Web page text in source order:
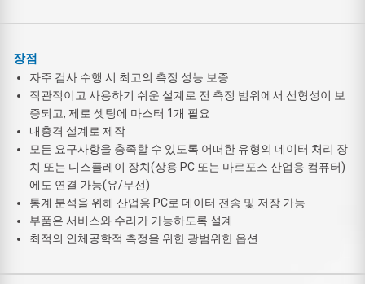
장점
자주 검사 수행 시 최고의 측정 성능 보증
직관적이고 사용하기 쉬운 설계로 전 측정 범위에서 선형성이 보
증되고, 제로 셋팅에 마스터 1개 필요
내충격 설계로 제작
모든 요구사항을 충족할 수 있도록 어떠한 유형의 데이터 처리 장
치 또는 디스플레이 장치(상용 PC 또는 마르포스 산업용 컴퓨터)
에도 연결 가능(유/무선)
통계 분석을 위해 산업용 PC로 데이터 전송 및 저장 가능
부품은 서비스와 수리가 가능하도록 설계
최적의 인체공학적 측정을 위한 광범위한 옵션